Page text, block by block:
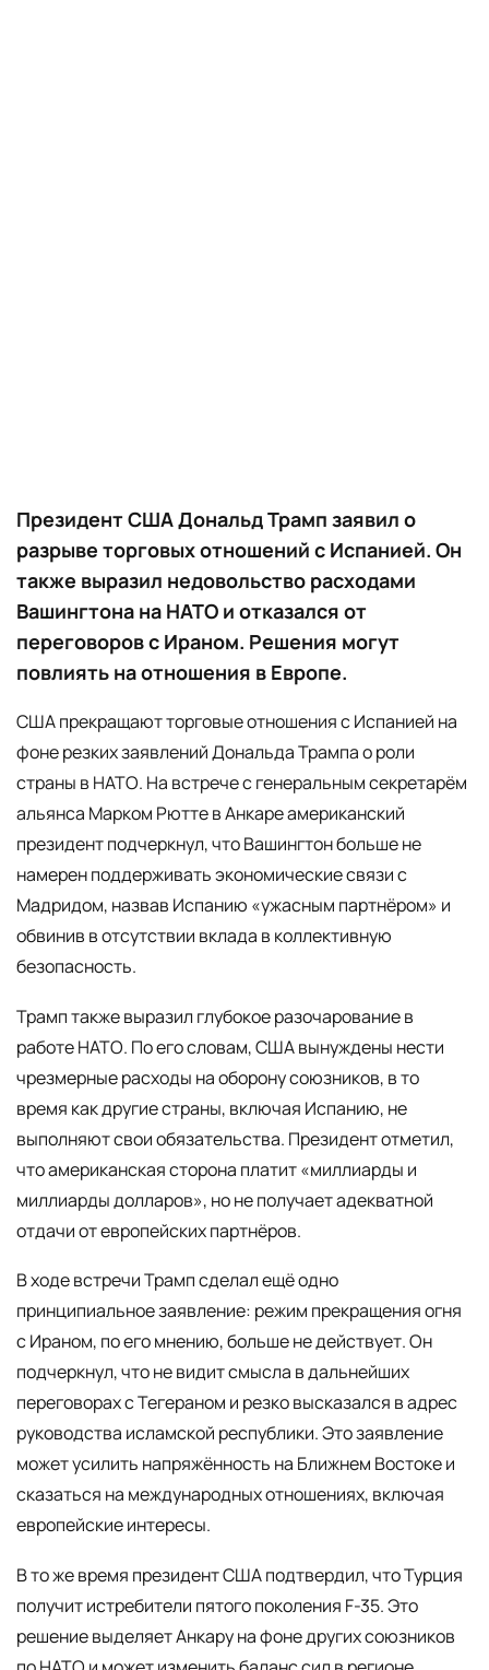
Президент США Дональд Трамп заявил о
разрыве торговых отношений с Испанией. Он
также выразил недовольство расходами
Вашингтона на НАТО и отказался от
переговоров с Ираном. Решения могут
повлиять на отношения в Европе.
США прекращают торговые отношения с Испанией на
фоне резких заявлений Дональда Трампа о роли
страны в НАТО. На встрече с генеральным секретарём
альянса Марком Рютте в Анкаре американский
президент подчеркнул, что Вашингтон больше не
намерен поддерживать экономические связи с
Мадридом, назвав Испанию «ужасным партнёром» и
обвинив в отсутствии вклада в коллективную
безопасность.
Трамп также выразил глубокое разочарование в
работе НАТО. По его словам, США вынуждены нести
чрезмерные расходы на оборону союзников, в то
время как другие страны, включая Испанию, не
выполняют свои обязательства. Президент отметил,
что американская сторона платит «миллиарды и
миллиарды долларов», но не получает адекватной
отдачи от европейских партнёров.
В ходе встречи Трамп сделал ещё одно
принципиальное заявление: режим прекращения огня
с Ираном, по его мнению, больше не действует. Он
подчеркнул, что не видит смысла в дальнейших
переговорах с Тегераном и резко высказался в адрес
руководства исламской республики. Это заявление
может усилить напряжённость на Ближнем Востоке и
сказаться на международных отношениях, включая
европейские интересы.
В то же время президент США подтвердил, что Турция
получит истребители пятого поколения F-35. Это
решение выделяет Анкару на фоне других союзников